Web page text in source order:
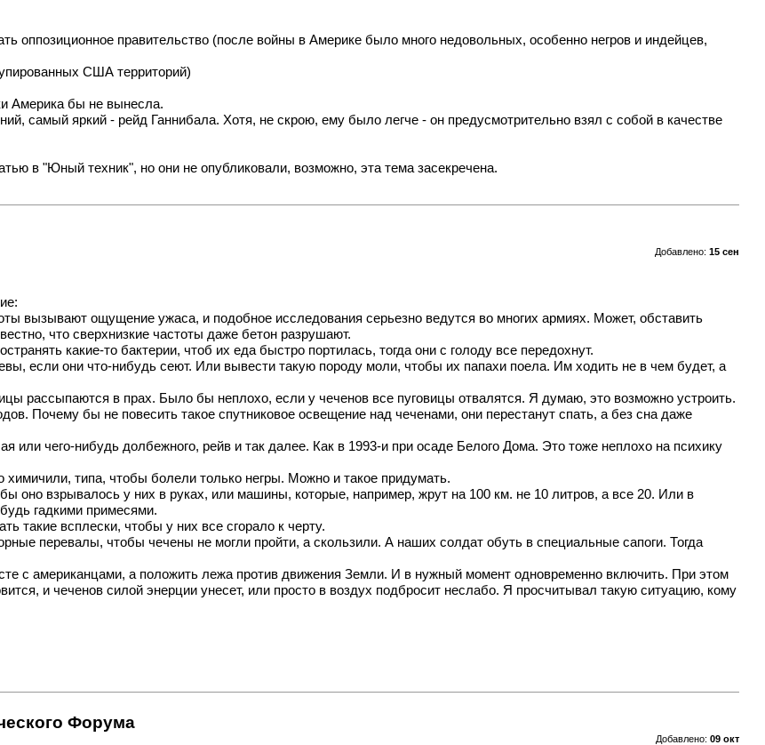
правительство (после войны в Америке было много недовольных, особенно негров и индейцев,
США территорий)
Америка бы не вынесла.
самый яркий - рейд Ганнибала. Хотя, не скрою, ему было легче - он предусмотрительно взял с собой в качестве
в "Юный техник", но они не опубликовали, возможно, эта тема засекречена.
Добавлено: 15 сен
вызывают ощущение ужаса, и подобное исследования серьезно ведутся во многих армиях. Может, обставить
что сверхнизкие частоты даже бетон разрушают.
какие-то бактерии, чтоб их еда быстро портилась, тогда они с голоду все передохнут.
если они что-нибудь сеют. Или вывести такую породу моли, чтобы их папахи поела. Им ходить не в чем будет, а
рассыпаются в прах. Было бы неплохо, если у чеченов все пуговицы отвалятся. Я думаю, это возможно устроить.
Почему бы не повесить такое спутниковое освещение над чеченами, они перестанут спать, а без сна даже
или чего-нибудь долбежного, рейв и так далее. Как в 1993-и при осаде Белого Дома. Это тоже неплохо на психику
типа, чтобы болели только негры. Можно и такое придумать.
оно взрывалось у них в руках, или машины, которые, например, жрут на 100 км. не 10 литров, а все 20. Или в
гадкими примесями.
такие всплески, чтобы у них все сгорало к черту.
перевалы, чтобы чечены не могли пройти, а скользили. А наших солдат обуть в специальные сапоги. Тогда
с американцами, а положить лежа против движения Земли. И в нужный момент одновременно включить. При этом
и чеченов силой энерции унесет, или просто в воздух подбросит неслабо. Я просчитывал такую ситуацию, кому
Форума
Добавлено: 09 окт